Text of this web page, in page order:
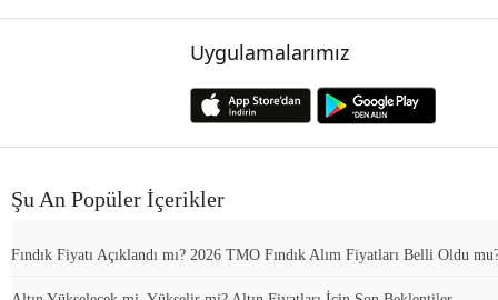
Uygulamalarımız
Şu An Popüler İçerikler
Fındık Fiyatı Açıklandı mı? 2026 TMO Fındık Alım Fiyatları Belli Oldu